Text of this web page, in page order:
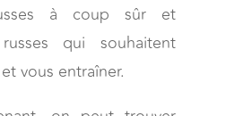
à coup sûr et
qui souhaitent
vous entraîner.